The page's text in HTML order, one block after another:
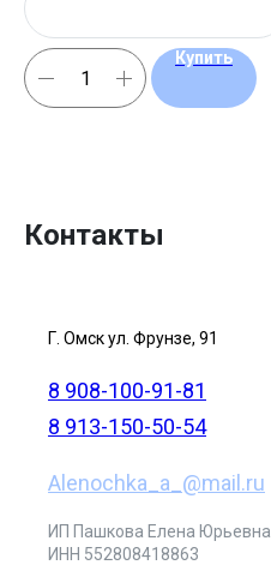
Купить
Контакты
Г. Омск ул. Фрунзе, 91
8 908-100-91-81
8 913-150-50-54
Alenochka_a_@mail.ru
ИП Пашкова Елена Юрьевна
ИНН 552808418863